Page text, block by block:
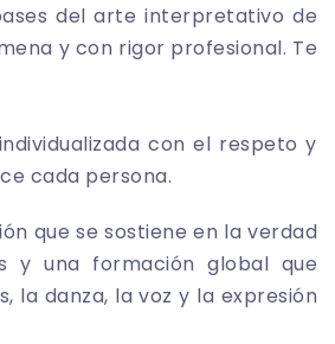
del arte interpretativo de
y con rigor profesional. Te
con el respeto y
cada persona.
que se sostiene en la verdad
y una formación global que
la danza, la voz y la expresión